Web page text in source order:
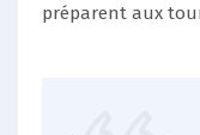
préparent aux